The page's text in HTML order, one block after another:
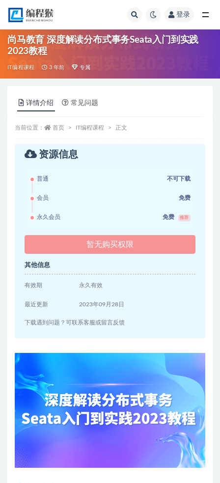
登录
尚马教育 深度解读分布式事务Seata入门到实践
2023教程
IT编程课程 3 年前 专属
详情介绍 常见问题
当前位置： 首页 IT编程课程 正文
资源信息
普通 不可下载
会员 免费
永久会员 免费 推荐
暂无购买权限
其他信息
有效期 永久有效
最近更新 2023年09月28日
下载遇到问题？可联系客服或留言反馈